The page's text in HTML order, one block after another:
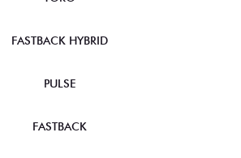
FASTBACK HYBRID
PULSE
FASTBACK